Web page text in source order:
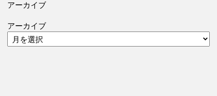
アーカイブ
アーカイブ